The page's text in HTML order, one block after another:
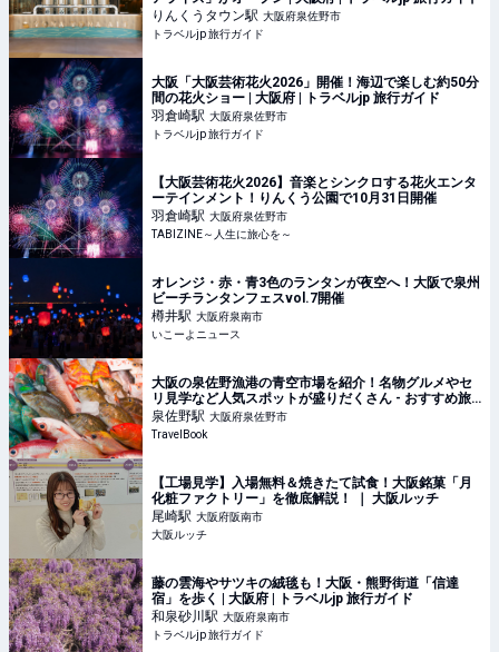
りんくうタウン駅 大阪府泉佐野市
トラベルjp 旅行ガイド
大阪「大阪芸術花火2026」開催！海辺で楽しむ約50分
間の花火ショー | 大阪府 | トラベルjp 旅行ガイド
羽倉崎駅 大阪府泉佐野市
トラベルjp 旅行ガイド
【大阪芸術花火2026】音楽とシンクロする花火エンタ
ーテインメント！りんくう公園で10月31日開催
羽倉崎駅 大阪府泉佐野市
TABIZINE～人生に旅心を～
オレンジ・赤・青3色のランタンが夜空へ！大阪で泉州
ビーチランタンフェスvol.7開催
樽井駅 大阪府泉南市
いこーよニュース
大阪の泉佐野漁港の青空市場を紹介！名物グルメやセ
リ見学など人気スポットが盛りだくさん - おすすめ旅
行を探すならトラベルブック(TravelBook)
泉佐野駅 大阪府泉佐野市
TravelBook
【工場見学】入場無料＆焼きたて試食！大阪銘菓「月
化粧ファクトリー」を徹底解説！ ｜ 大阪ルッチ
尾崎駅 大阪府阪南市
大阪ルッチ
藤の雲海やサツキの絨毯も！大阪・熊野街道「信達
宿」を歩く | 大阪府 | トラベルjp 旅行ガイド
和泉砂川駅 大阪府泉南市
トラベルjp 旅行ガイド